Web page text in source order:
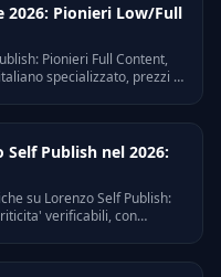
2026: Pionieri Low/Full
Pionieri Full Content,
specializzato, prezzi e
Publish nel 2026:
su Lorenzo Self Publish:
verificabili, con